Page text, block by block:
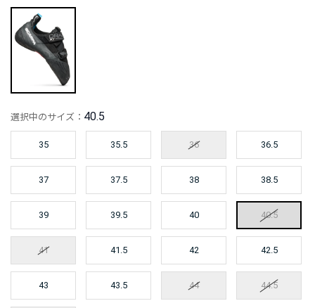
選択中のサイズ： 40.5
35 35.5 36 36.5
37 37.5 38 38.5
39 39.5 40 40.5
41 41.5 42 42.5
43 43.5 44 44.5